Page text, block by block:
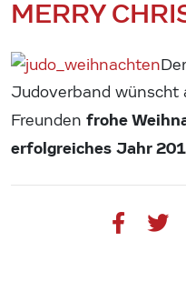
MERRY
Judoverband wünscht
Freunden frohe
erfolgreiches Jahr